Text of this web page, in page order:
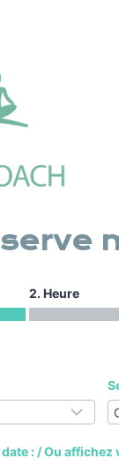
2. Heure
: / Ou affichez